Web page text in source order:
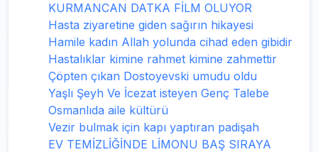
KURMANCAN DATKA FİLM OLUYOR
Hasta ziyaretine giden sağırın hikayesi
Hamile kadın Allah yolunda cihad eden gibidir
Hastalıklar kimine rahmet kimine zahmettir
Çöpten çıkan Dostoyevski umudu oldu
Yaşlı Şeyh Ve İcezat isteyen Genç Talebe
Osmanlıda aile kültürü
Vezir bulmak için kapı yaptıran padişah
EV TEMİZLİĞİNDE LİMONU BAŞ SIRAYA